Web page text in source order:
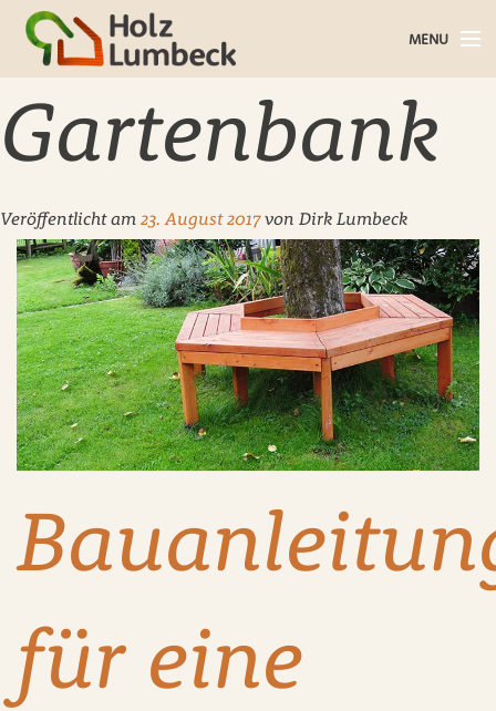
MENU
Holz im Haus
Holz im Garten
Bauholz
Baustoffe
Service
Über uns
Blog
Gartenbank
Veröffentlicht am 23. August 2017 von Dirk Lumbeck
für eine